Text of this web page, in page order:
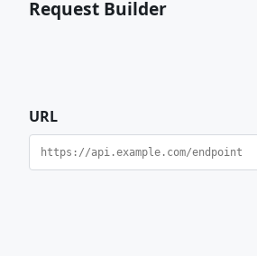
Request Builder
URL